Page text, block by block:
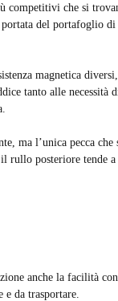
competitivi che si
del portafoglio
magnetica
tanto alle necessità
ma l’unica pecca
rullo posteriore tende
anche la facilità
da trasportare.